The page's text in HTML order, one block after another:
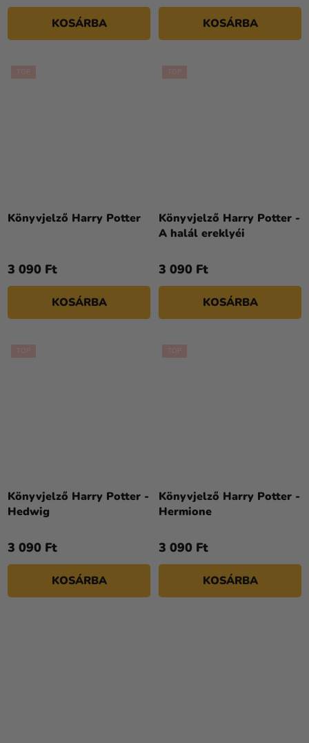
KOSÁRBA KOSÁRBA
Könyvjelző Harry Potter
3 090 Ft
KOSÁRBA
Könyvjelző Harry Potter -
A halál ereklyéi
3 090 Ft
KOSÁRBA
Könyvjelző Harry Potter -
Hedwig
3 090 Ft
KOSÁRBA
Könyvjelző Harry Potter -
Hermione
3 090 Ft
KOSÁRBA